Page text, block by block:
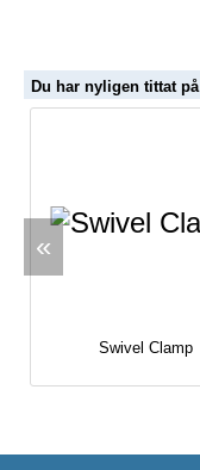
Du har nyligen tittat på
«
Swivel Clamp